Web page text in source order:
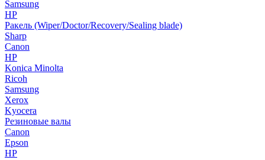
Samsung
HP
Ракель (Wiper/Doctor/Recovery/Sealing blade)
Sharp
Canon
HP
Konica Minolta
Ricoh
Samsung
Xerox
Kyocera
Резиновые валы
Canon
Epson
HP